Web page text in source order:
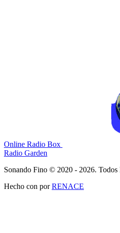
Online Radio Box
Radio Garden
Sonando Fino © 2020 - 2026. Todos
Hecho con porRENACE